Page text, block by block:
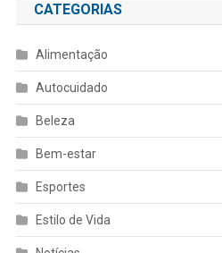
CATEGORIAS
Alimentação
Autocuidado
Beleza
Bem-estar
Esportes
Estilo de Vida